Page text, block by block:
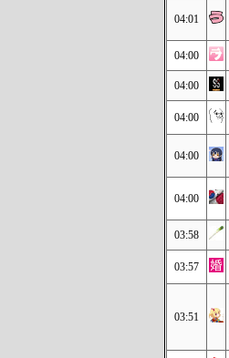
04:01
04:00
04:00
04:00
04:00
04:00
03:58
03:57
03:51